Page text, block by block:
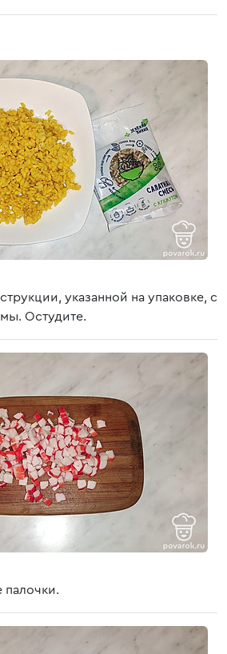
указанной на упаковке, с
Остудите.
палочки.